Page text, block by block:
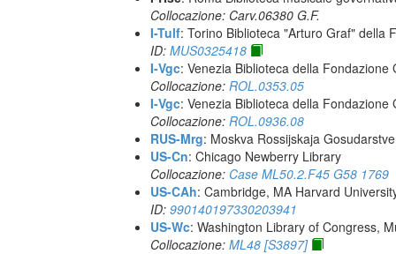
Collocazione: Carv.06380 G.F.
I-Tulf: Torino Biblioteca "Arturo Graf" della
ID: MUS0325418
I-Vgc: Venezia Biblioteca della Fondazione
Collocazione: ROL.0353.05
I-Vgc: Venezia Biblioteca della Fondazione
Collocazione: ROL.0936.08
RUS-Mrg: Moskva Rossijskaja
US-Cn: Chicago Newberry Library
Collocazione: Case ML50.2.F45 G58 1769
US-CAh: Cambridge, MA Harvard
ID: 990140197330203941
US-Wc: Washington Library of Congress,
Collocazione: ML48 [S3897]